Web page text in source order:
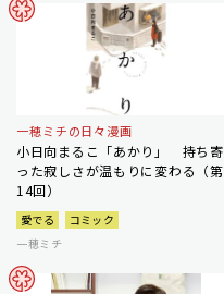
一穂ミチの日々漫画
小日向まるこ「あかり」 持ち寄
った寂しさが温もりに変わる（第
14回）
愛でる
コミック
一穂ミチ